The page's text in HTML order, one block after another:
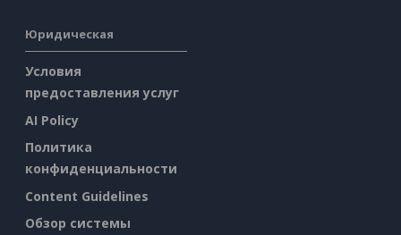
Юридическая
Условия
предоставления услуг
AI Policy
Политика
конфиденциальности
Content Guidelines
Обзор системы